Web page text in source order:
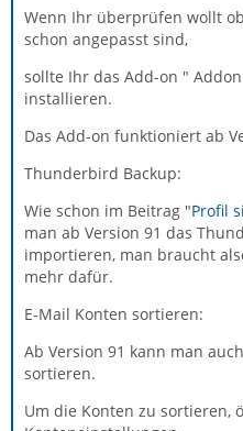
Wenn Ihr überprüfen wollt
schon angepasst sind,
sollte Ihr das Add-on "
installieren.
Das Add-on funktioniert ab
Thunderbird Backup:
Wie schon im Beitrag "Profil
man ab Version 91 das
importieren, man braucht
mehr dafür.
E-Mail Konten sortieren:
Ab Version 91 kann man
sortieren.
Um die Konten zu sortieren,